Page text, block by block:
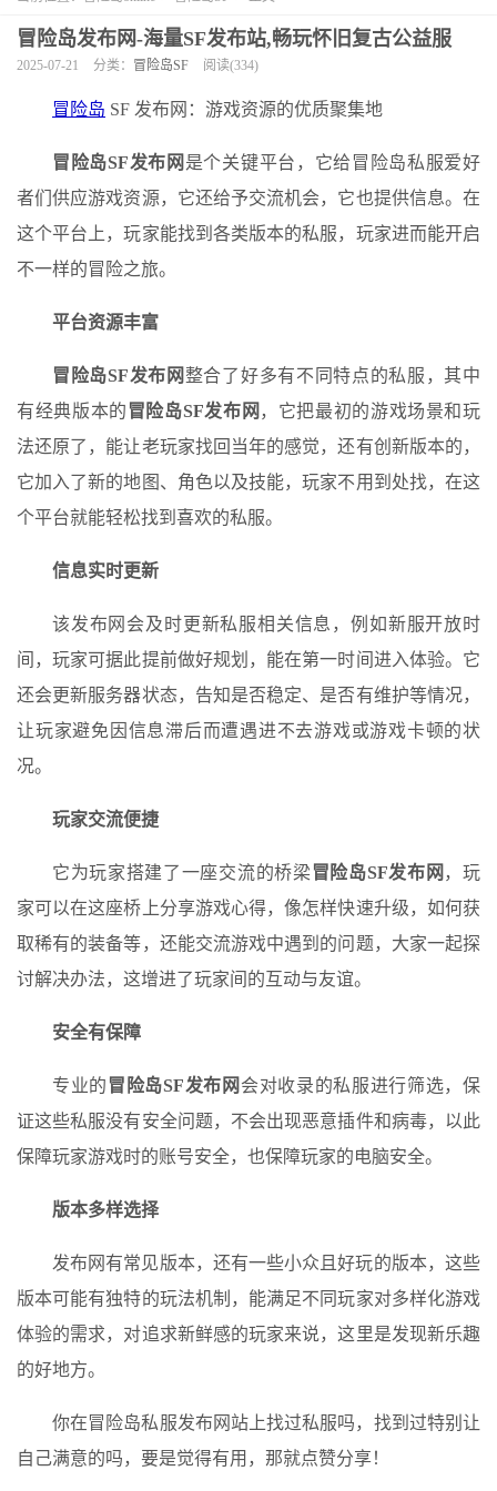
冒险岛发布网-海量SF发布站,畅玩怀旧复古公益服
2025-07-21 分类： 冒险岛SF 阅读(334)
冒险岛 SF 发布网：游戏资源的优质聚集地
冒险岛SF发布网 是个关键平台，它给冒险岛私服爱好
者们供应游戏资源，它还给予交流机会，它也提供信息。在
这个平台上，玩家能找到各类版本的私服，玩家进而能开启
不一样的冒险之旅。
平台资源丰富
冒险岛SF发布网 整合了好多有不同特点的私服，其中
有经典版本的 冒险岛SF发布网 ，它把最初的游戏场景和玩
法还原了，能让老玩家找回当年的感觉，还有创新版本的，
它加入了新的地图、角色以及技能，玩家不用到处找，在这
个平台就能轻松找到喜欢的私服。
信息实时更新
该发布网会及时更新私服相关信息，例如新服开放时
间，玩家可据此提前做好规划，能在第一时间进入体验。它
还会更新服务器状态，告知是否稳定、是否有维护等情况，
让玩家避免因信息滞后而遭遇进不去游戏或游戏卡顿的状
况。
玩家交流便捷
它为玩家搭建了一座交流的桥梁 冒险岛SF发布网 ，玩
家可以在这座桥上分享游戏心得，像怎样快速升级，如何获
取稀有的装备等，还能交流游戏中遇到的问题，大家一起探
讨解决办法，这增进了玩家间的互动与友谊。
安全有保障
专业的 冒险岛SF发布网 会对收录的私服进行筛选，保
证这些私服没有安全问题，不会出现恶意插件和病毒，以此
保障玩家游戏时的账号安全，也保障玩家的电脑安全。
版本多样选择
发布网有常见版本，还有一些小众且好玩的版本，这些
版本可能有独特的玩法机制，能满足不同玩家对多样化游戏
体验的需求，对追求新鲜感的玩家来说，这里是发现新乐趣
的好地方。
你在冒险岛私服发布网站上找过私服吗，找到过特别让
自己满意的吗，要是觉得有用，那就点赞分享！